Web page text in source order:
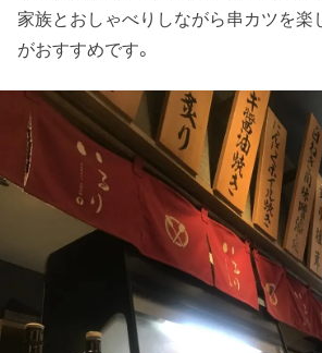
家族とおしゃべりしながら串カツを楽
がおすすめです。